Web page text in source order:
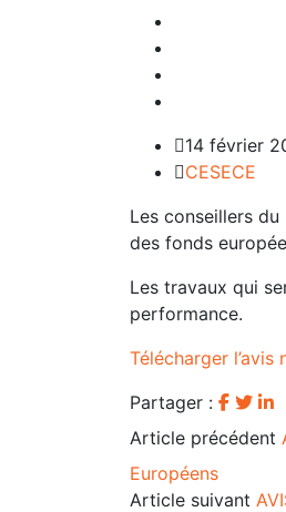
14 février
CESECE
Les conseillers
des fonds
Les travaux qui
performance.
Télécharger
Partager :
Article précédent
Européens
Article suivant